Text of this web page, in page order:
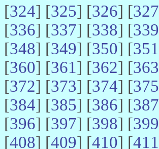
[324] [325] [326] [327
[336] [337] [338] [339
[348] [349] [350] [351
[360] [361] [362] [363
[372] [373] [374] [375
[384] [385] [386] [387
[396] [397] [398] [399
[408] [409] [410] [411